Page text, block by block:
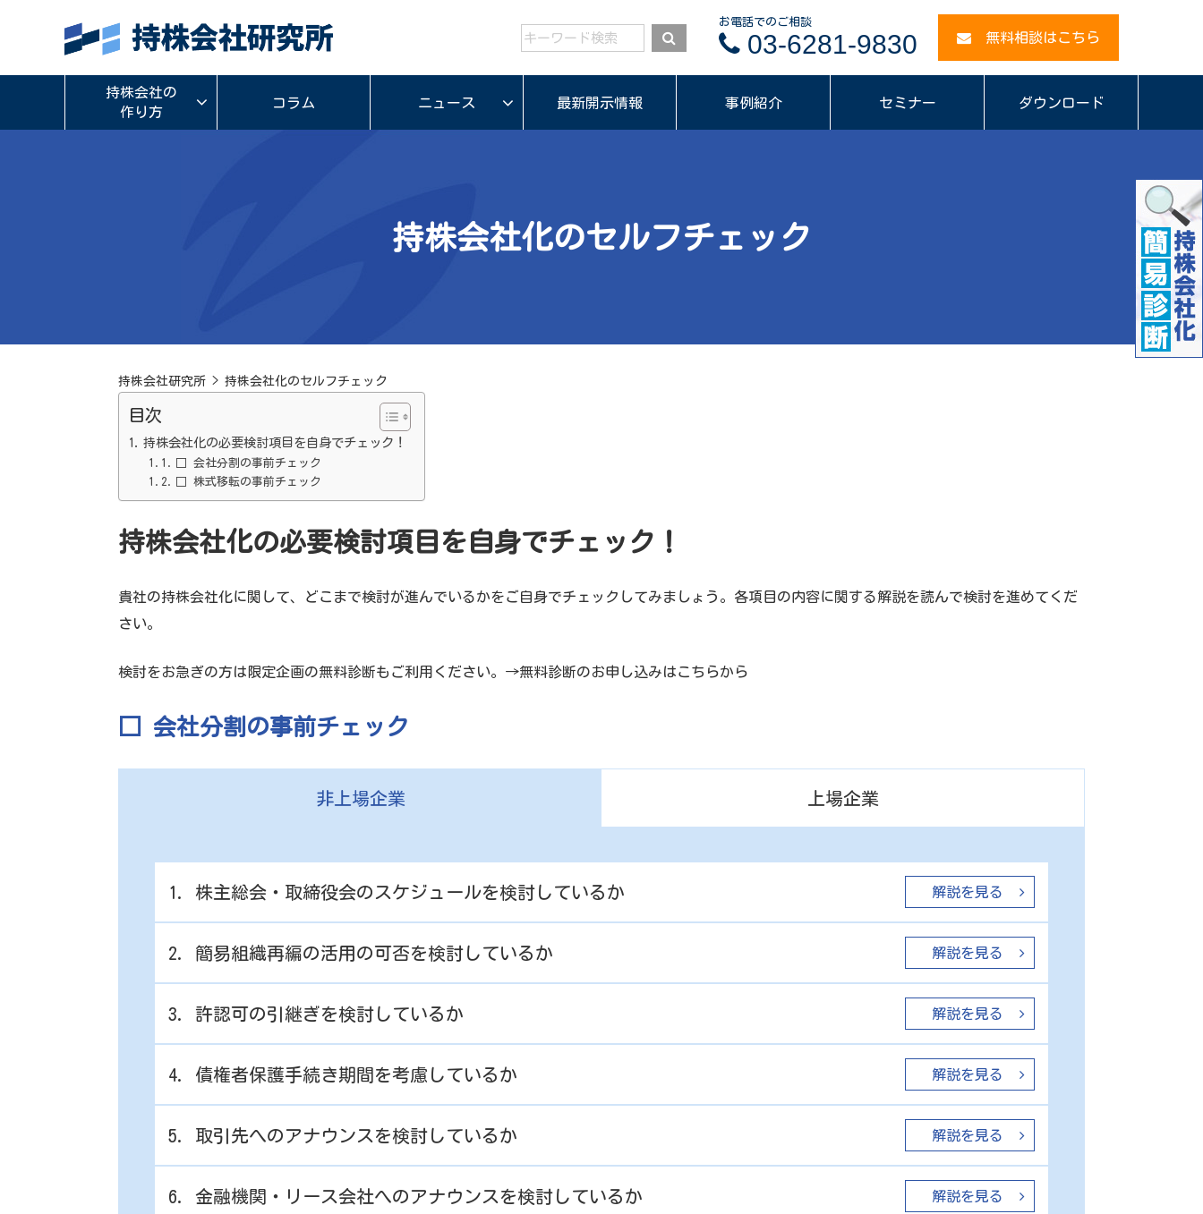
お電話でのご相談
03-6281-9830 無料相談はこちら
持株会社の
作り方
コラム ニュース 最新開示情報 事例紹介 セミナー ダウンロード
持株会社化のセルフチェック
持株会社研究所 > 持株会社化のセルフチェック
目次
持株会社化の必要検討項目を自身でチェック！
□ 会社分割の事前チェック
□ 株式移転の事前チェック
持株会社化の必要検討項目を自身でチェック！
貴社の持株会社化に関して、どこまで検討が進んでいるかをご自身でチェックしてみましょう。各項目の内容に関する解説を読んで検討を進めてくだ
さい。
検討をお急ぎの方は限定企画の無料診断もご利用ください。→無料診断のお申し込みはこちらから
□ 会社分割の事前チェック
非上場企業 上場企業
1. 株主総会・取締役会のスケジュールを検討しているか 解説を見る
2. 簡易組織再編の活用の可否を検討しているか 解説を見る
3. 許認可の引継ぎを検討しているか 解説を見る
4. 債権者保護手続き期間を考慮しているか 解説を見る
5. 取引先へのアナウンスを検討しているか 解説を見る
6. 金融機関・リース会社へのアナウンスを検討しているか 解説を見る